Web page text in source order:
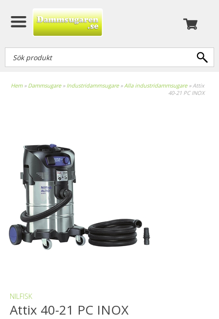
Hem» Dammsugare» Industridammsugare » Alla industridammsugare» Attix
40-21 PC INOX
NILFISK
Attix 40-21 PC INOX